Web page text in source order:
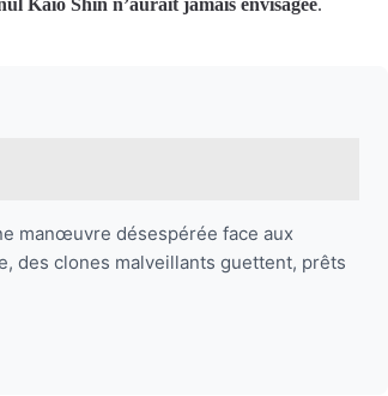
manœuvre désespérée face aux
des clones malveillants guettent, prêts